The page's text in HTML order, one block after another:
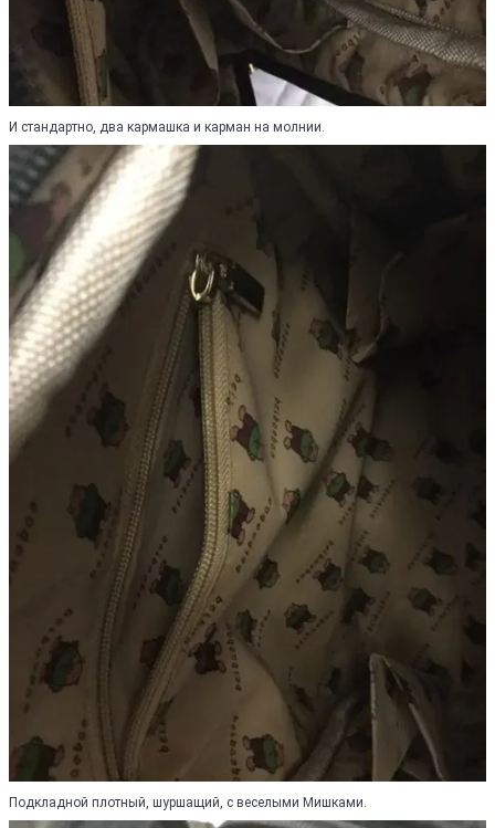
И стандартно, два кармашка и карман на молнии.
Подкладной плотный, шуршащий, с веселыми Мишками.